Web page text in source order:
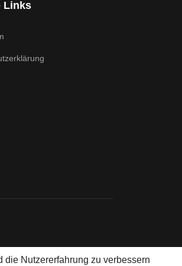
Links
Nutzererfahrung zu verbessern